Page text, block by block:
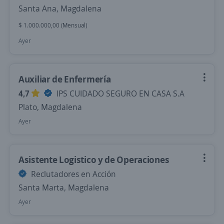
Santa Ana, Magdalena
$ 1.000.000,00 (Mensual)
Ayer
Auxiliar de Enfermería
4,7
IPS CUIDADO SEGURO EN CASA S.A
Plato, Magdalena
Ayer
Asistente Logistico y de Operaciones
Reclutadores en Acción
Santa Marta, Magdalena
Ayer